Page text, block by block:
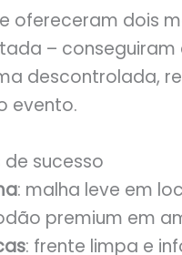
ofereceram dois
–
descontrolada,
evento.
sucesso
: malha leve em
premium em
: frente limpa e